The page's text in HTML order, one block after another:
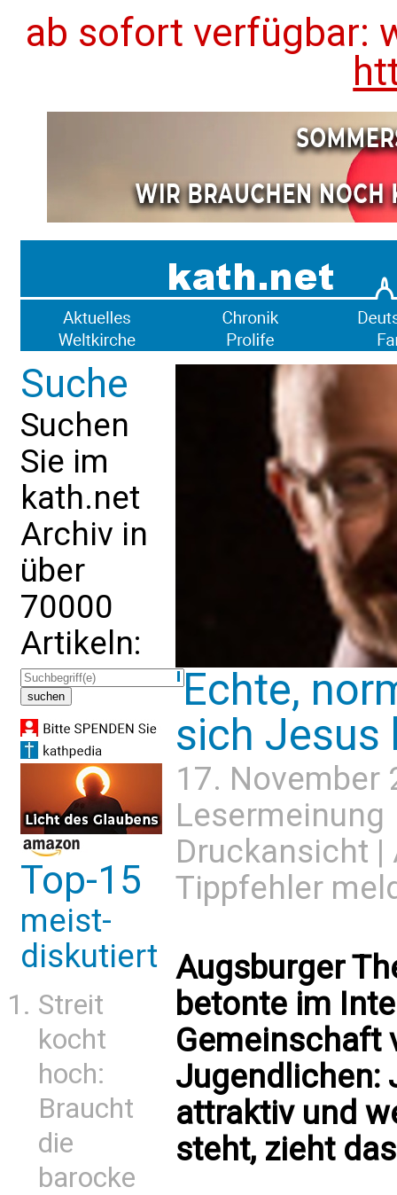
ab sofort verfügbar:
Suche
Suchen
Sie im
kath.net
Archiv in
über
70000
Artikeln:
Top-15
meist-
diskutiert
Streit
kocht
hoch:
Braucht
die
barocke
'Echte,
sich Jesus
17. November
Lesermeinung
Druckansicht |
Tippfehler
Augsburger
betonte im
Gemeinschaft
Jugendlichen:
attraktiv und
steht, zieht